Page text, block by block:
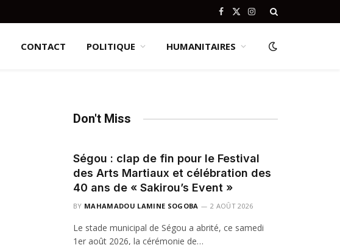
Facebook
X
Instagram
CONTACT POLITIQUE HUMANITAIRES
Don't Miss
Ségou : clap de fin pour le Festival
des Arts Martiaux et célébration des
40 ans de « Sakirou’s Event »
BY MAHAMADOU LAMINE SOGOBA 2 AOÛT 2026
Le stade municipal de Ségou a abrité, ce samedi
1er août 2026, la cérémonie de…